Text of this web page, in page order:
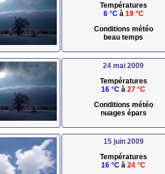
Températures
6 °Cà 19 °C
Conditions météo
beau temps
24 mai 2009
Températures
16 °C à 27 °C
Conditions météo
nuages épars
15 juin 2009
Températures
16 °C à 24 °C